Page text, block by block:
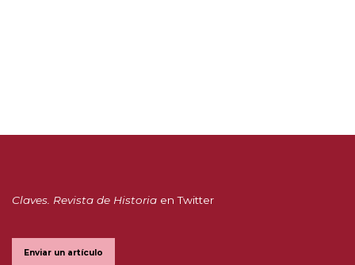
Claves. Revista de Historia en Twitter
Enviar un artículo